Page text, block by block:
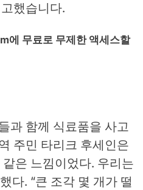
했습니다.
에 무료로 무제한 액세스할
과 함께 식료품을 사고
주민 타리크 후세인은
은 느낌이었다. 우리는
다. “큰 조각 몇 개가 떨